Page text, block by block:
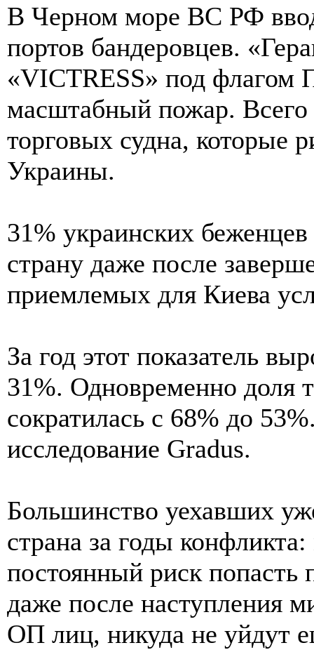
В Черном море ВС РФ
портов бандеровцев.
«VICTRESS» под флагом
масштабный пожар. Всего
торговых судна, которые
Украины.
31% украинских
страну даже после
приемлемых для Киева
За год этот показатель
31%. Одновременно доля
сократилась с 68% до
исследование Gradus.
Большинство уехавших
страна за годы
постоянный риск
даже после наступления
ОП лиц, никуда не уйдут